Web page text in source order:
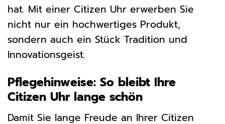
hat. Mit einer Citizen Uhr erwerben Sie
nicht nur ein hochwertiges Produkt,
sondern auch ein Stück Tradition und
Innovationsgeist.
Pflegehinweise: So bleibt Ihre
Citizen Uhr lange schön
Damit Sie lange Freude an Ihrer Citizen